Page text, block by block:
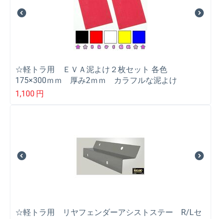
☆軽トラ用 ＥＶＡ泥よけ２枚セット 各色
175×300ｍｍ 厚み2ｍｍ カラフルな泥よけ
1,100 円
☆軽トラ用 リヤフェンダーアシストステー R/Lセ